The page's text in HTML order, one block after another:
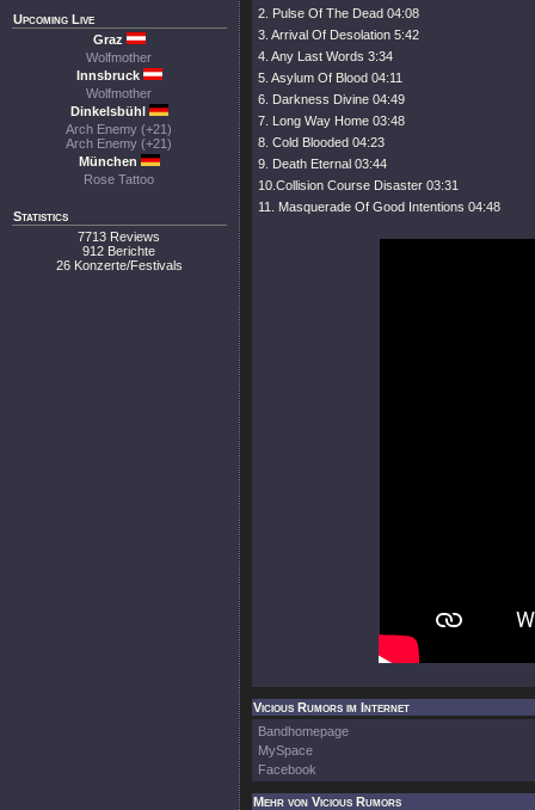
Upcoming Live
Graz
Wolfmother
Innsbruck
Wolfmother
Dinkelsbühl
Arch Enemy (+21)
Arch Enemy (+21)
München
Rose Tattoo
Statistics
7713 Reviews
912 Berichte
26 Konzerte/Festivals
2. Pulse Of The Dead 04:08
3. Arrival Of Desolation 5:42
4. Any Last Words 3:34
5. Asylum Of Blood 04:11
6. Darkness Divine 04:49
7. Long Way Home 03:48
8. Cold Blooded 04:23
9. Death Eternal 03:44
10.Collision Course Disaster 03:31
11. Masquerade Of Good Intentions 04:48
Vicious Rumors im Internet
Bandhomepage
MySpace
Facebook
Mehr von Vicious Rumors